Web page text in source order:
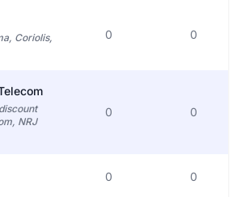
Coriolis,
0 0
NRJ
0 0
0 0